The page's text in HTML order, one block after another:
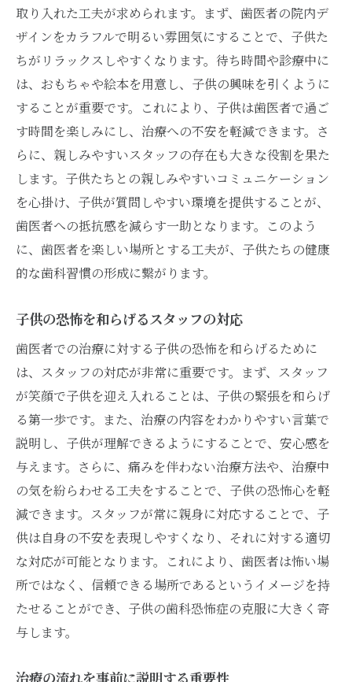
取り入れた工夫が求められます。まず、歯医者の院内デ
ザインをカラフルで明るい雰囲気にすることで、子供た
ちがリラックスしやすくなります。待ち時間や診療中に
は、おもちゃや絵本を用意し、子供の興味を引くように
することが重要です。これにより、子供は歯医者で過ご
す時間を楽しみにし、治療への不安を軽減できます。さ
らに、親しみやすいスタッフの存在も大きな役割を果た
します。子供たちとの親しみやすいコミュニケーション
を心掛け、子供が質問しやすい環境を提供することが、
歯医者への抵抗感を減らす一助となります。このよう
に、歯医者を楽しい場所とする工夫が、子供たちの健康
的な歯科習慣の形成に繋がります。
子供の恐怖を和らげるスタッフの対応
歯医者での治療に対する子供の恐怖を和らげるために
は、スタッフの対応が非常に重要です。まず、スタッフ
が笑顔で子供を迎え入れることは、子供の緊張を和らげ
る第一歩です。また、治療の内容をわかりやすい言葉で
説明し、子供が理解できるようにすることで、安心感を
与えます。さらに、痛みを伴わない治療方法や、治療中
の気を紛らわせる工夫をすることで、子供の恐怖心を軽
減できます。スタッフが常に親身に対応することで、子
供は自身の不安を表現しやすくなり、それに対する適切
な対応が可能となります。これにより、歯医者は怖い場
所ではなく、信頼できる場所であるというイメージを持
たせることができ、子供の歯科恐怖症の克服に大きく寄
与します。
治療の流れを事前に説明する重要性